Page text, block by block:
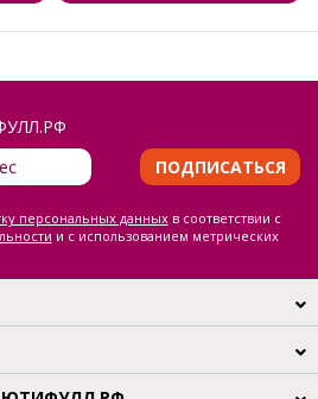
ПОДПИСАТЬСЯ
персональных данныхв соответствии с
и с использованием метрических